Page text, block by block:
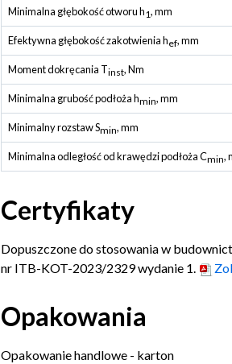
Minimalna głębokość otworu h1, mm
Efektywna głębokość zakotwienia hef, mm
Moment dokręcania Tinst, Nm
Minimalna grubość podłoża hmin, mm
Minimalny rozstaw Smin, mm
Minimalna odległość od krawędzi podłoża Cmin,
Certyfikaty
Dopuszczone do stosowania w
nr ITB-KOT-2023/2329 wydanie 1.
Opakowania
Opakowanie handlowe - karton